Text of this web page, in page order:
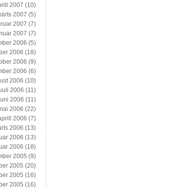
2007 (10)
2007 (5)
2007 (7)
2007 (7)
2006 (5)
2006 (18)
2006 (9)
2006 (6)
2006 (10)
2006 (11)
2006 (11)
2006 (22)
2006 (7)
2006 (13)
2006 (13)
2006 (18)
2005 (9)
2005 (20)
2005 (16)
2005 (16)